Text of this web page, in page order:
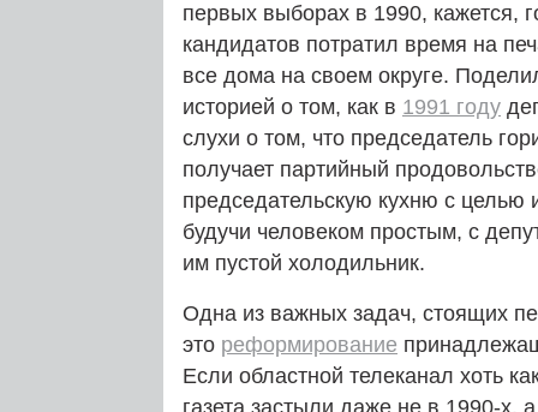
первых выборах в 1990, кажется,
кандидатов потратил время на
все дома на своем округе.
историей о том, как в 1991 году
слухи о том, что председатель
получает партийный
председательскую кухню с целью
будучи человеком простым, с
им пустой холодильник.
Одна из важных задач, стоящих
это реформирование
Если областной телеканал хоть
газета застыли даже не в